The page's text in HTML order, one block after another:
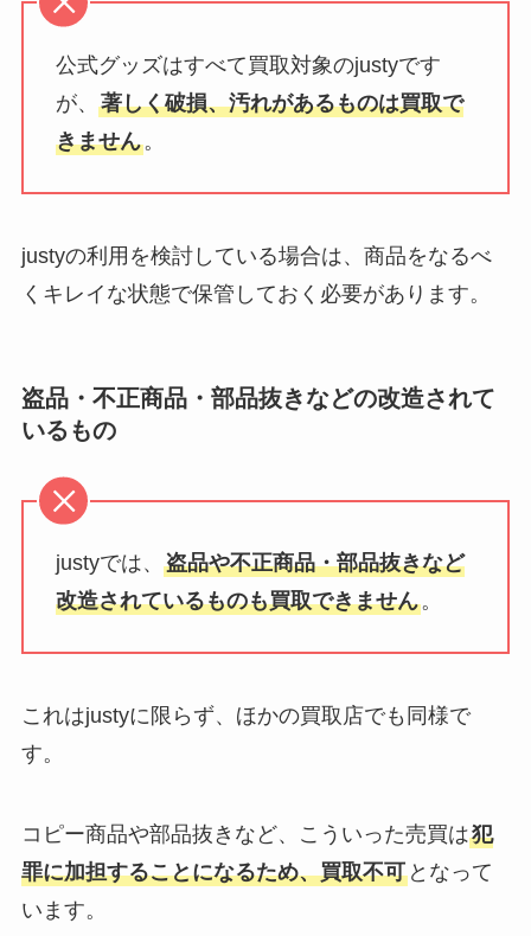
公式グッズはすべて買取対象のjustyです
が、 著しく破損、汚れがあるものは買取で
きません。
justyの利用を検討している場合は、商品をなるべ
くキレイな状態で保管しておく必要があります。
盗品・不正商品・部品抜きなどの改造されて
いるもの
justyでは、 盗品や不正商品・部品抜きなど
改造されているものも買取できません。
これはjustyに限らず、ほかの買取店でも同様で
す。
コピー商品や部品抜きなど、こういった売買は犯
罪に加担することになるため、買取不可となって
います。